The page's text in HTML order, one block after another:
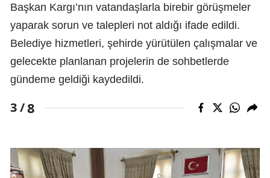
Başkan Kargı’nın vatandaşlarla birebir görüşmeler
yaparak sorun ve talepleri not aldığı ifade edildi.
Belediye hizmetleri, şehirde yürütülen çalışmalar ve
gelecekte planlanan projelerin de sohbetlerde
gündeme geldiği kaydedildi.
3 /8